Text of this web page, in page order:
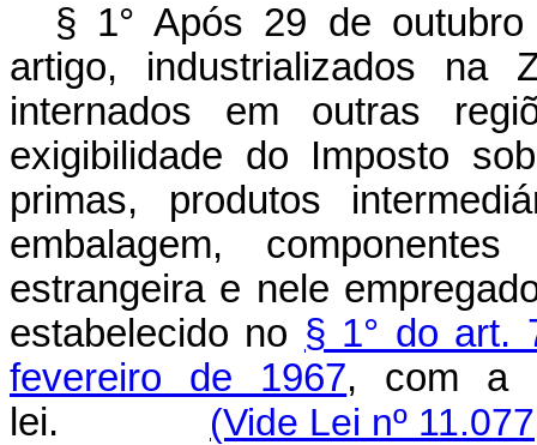
§ 1° Após 29 de
artigo, industrializados na
internados em outras
exigibilidade do Imposto
primas, produtos
embalagem,
estrangeira e nele
estabelecido no § 1° do art.
fevereiro de 1967, com a
lei. (Vide Lei nº